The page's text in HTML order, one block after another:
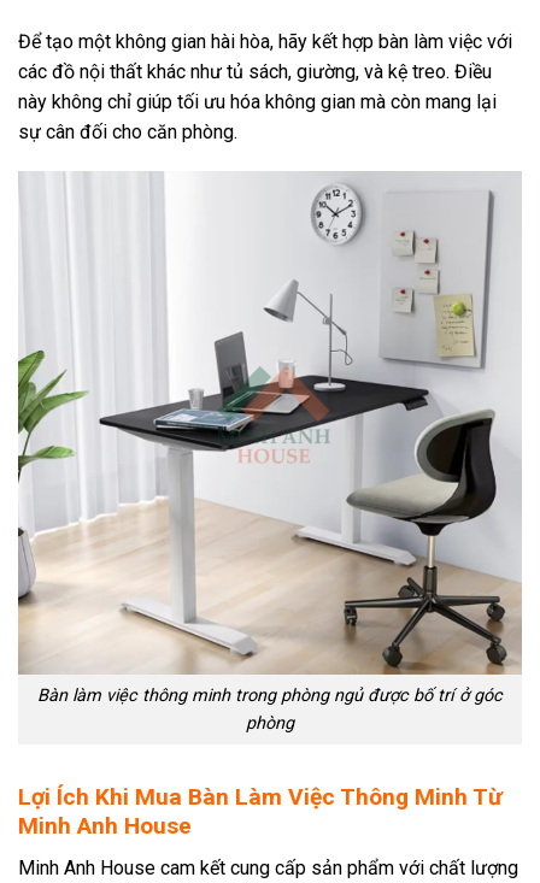
Để tạo một không gian hài hòa, hãy kết hợp bàn làm việc với
các đồ nội thất khác như tủ sách, giường, và kệ treo. Điều
này không chỉ giúp tối ưu hóa không gian mà còn mang lại
sự cân đối cho căn phòng.
Bàn làm việc thông minh trong phòng ngủ được bố trí ở góc
phòng
Lợi Ích Khi Mua Bàn Làm Việc Thông Minh Từ
Minh Anh House
Minh Anh House cam kết cung cấp sản phẩm với chất lượng